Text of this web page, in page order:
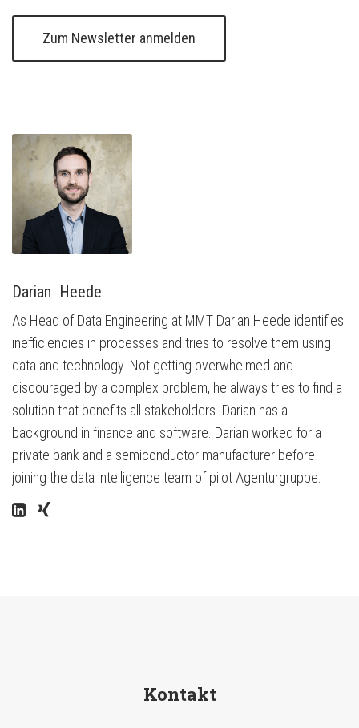
Zum Newsletter anmelden
Darian  Heede
As Head of Data Engineering at MMT Darian Heede identifies
inefficiencies in processes and tries to resolve them using
data and technology. Not getting overwhelmed and
discouraged by a complex problem, he always tries to find a
solution that benefits all stakeholders. Darian has a
background in finance and software. Darian worked for a
private bank and a semiconductor manufacturer before
joining the data intelligence team of pilot Agenturgruppe.
Kontakt